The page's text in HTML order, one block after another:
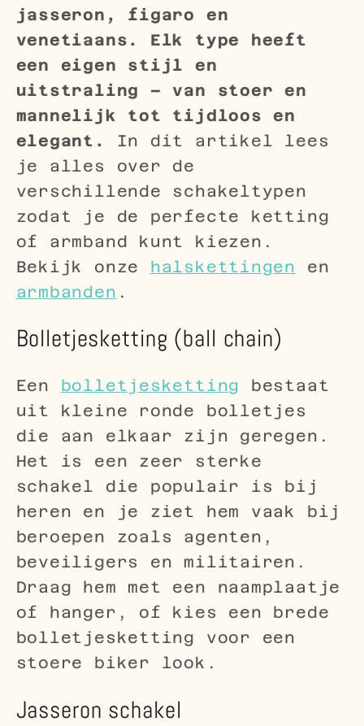
jasseron, figaro en
venetiaans. Elk type heeft
een eigen stijl en
uitstraling – van stoer en
mannelijk tot tijdloos en
elegant.
In dit artikel lees
je alles over de
verschillende schakeltypen
zodat je de perfecte ketting
of armband kunt kiezen.
Bekijk onze halskettingen en
armbanden .
Bolletjesketting (ball chain)
Een bolletjesketting bestaat
uit kleine ronde bolletjes
die aan elkaar zijn geregen.
Het is een zeer sterke
schakel die populair is bij
heren en je ziet hem vaak bij
beroepen zoals agenten,
beveiligers en militairen.
Draag hem met een naamplaatje
of hanger, of kies een brede
bolletjesketting voor een
stoere biker look.
Jasseron schakel